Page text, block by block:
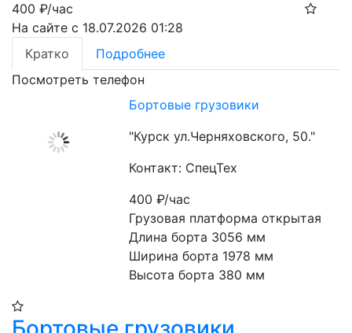
400 ₽/час
На сайте с 18.07.2026 01:28
Кратко
Подробнее
Посмотреть телефон
Бортовые грузовики
"Курск ул.Черняховского, 50."
Контакт: СпецТех
400₽/час
Грузовая платформа открытая
Длина борта 3056 мм
Ширина борта 1978 мм
Высота борта 380 мм